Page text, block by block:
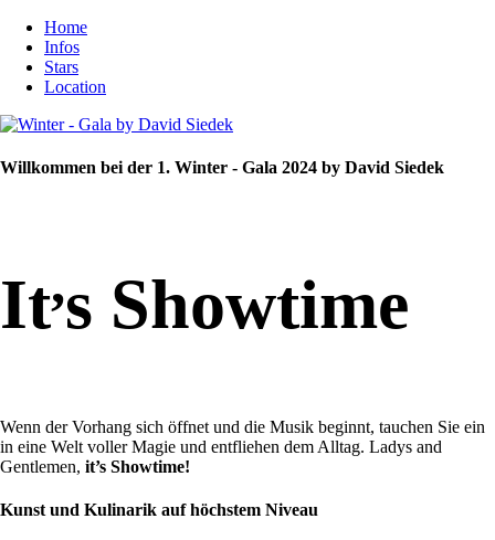
Home
Infos
Stars
Location
Willkommen bei der 1. Winter - Gala 2024 by David Siedek
It,s Showtime
Wenn der Vorhang sich öffnet und die Musik beginnt, tauchen Sie ein
in eine Welt voller Magie und entfliehen dem Alltag. Ladys and
Gentlemen, it’s Showtime!
Kunst und Kulinarik auf höchstem Niveau